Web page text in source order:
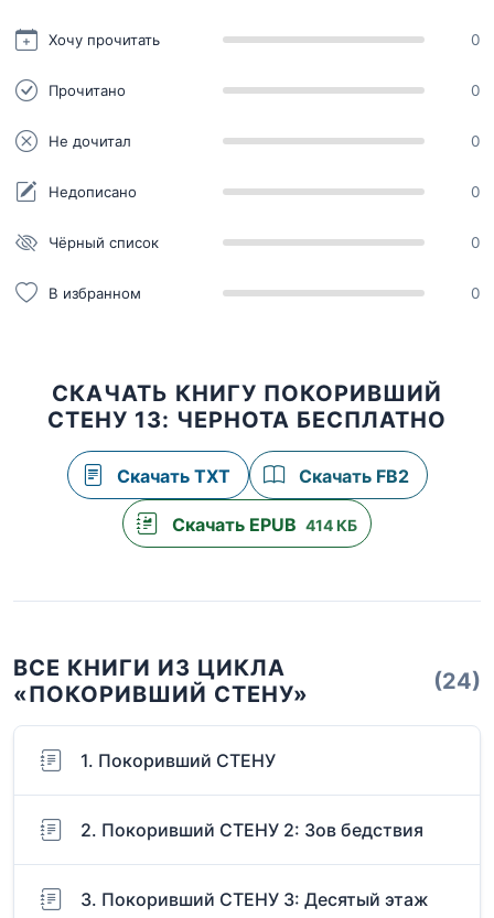
Хочу прочитать 0
Прочитано 0
Не дочитал 0
Недописано 0
Чёрный список 0
В избранном 0
СКАЧАТЬ КНИГУ ПОКОРИВШИЙ
СТЕНУ 13: ЧЕРНОТА БЕСПЛАТНО
Скачать TXT Скачать FB2
Скачать EPUB 414 КБ
ВСЕ КНИГИ ИЗ ЦИКЛА
«ПОКОРИВШИЙ СТЕНУ»
(24)
1. Покоривший СТЕНУ
2. Покоривший СТЕНУ 2: Зов бедствия
3. Покоривший СТЕНУ 3: Десятый этаж